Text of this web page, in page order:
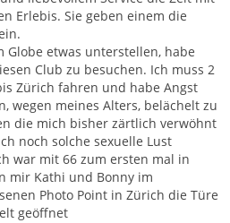
Erlebis. Sie geben einem die
Globe etwas unterstellen, habe
Club zu besuchen. Ich muss 2
Zürich fahren und habe Angst
wegen meines Alters, belächelt zu
die mich bisher zärtlich verwöhnt
noch solche sexuelle Lust
war mit 66 zum ersten mal in
mir Kathi und Bonny im
Photo Point in Zürich die Türe
geöffnet